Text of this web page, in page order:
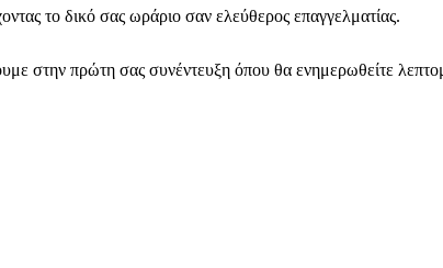
το δικό σας ωράριο σαν ελεύθερος επαγγελματίας.
στην πρώτη σας συνέντευξη όπου θα ενημερωθείτε